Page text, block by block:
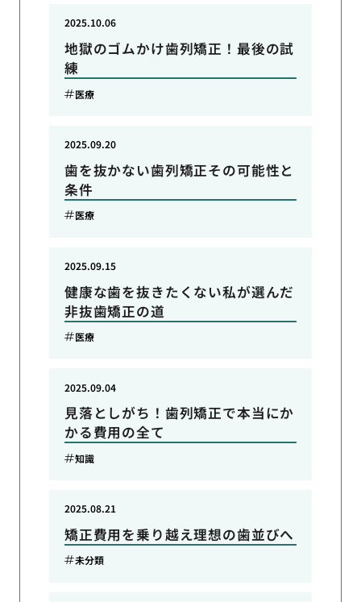
地獄のゴムかけ歯列矯正！最後の試
練
2025.10.06
医療
歯を抜かない歯列矯正その可能性と
条件
2025.09.20
医療
健康な歯を抜きたくない私が選んだ
非抜歯矯正の道
2025.09.15
医療
見落としがち！歯列矯正で本当にか
かる費用の全て
2025.09.04
知識
矯正費用を乗り越え理想の歯並びへ
2025.08.21
未分類